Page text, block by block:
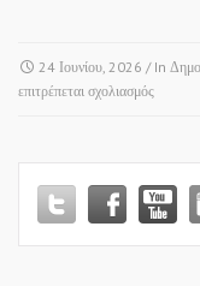
24 Ιουνίου, 2026 / In
επιτρέπεται σχολιασμόςστο
•
102
FM